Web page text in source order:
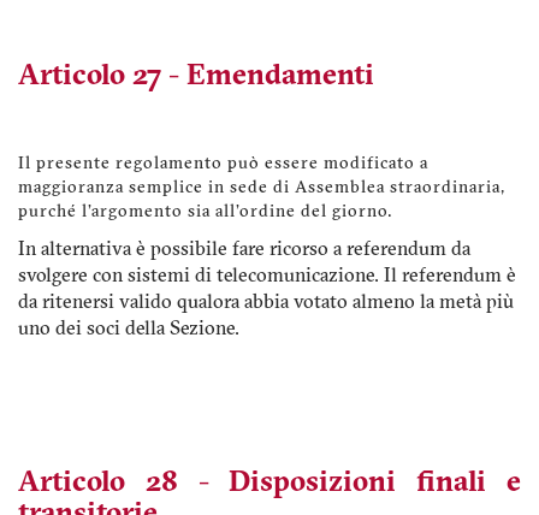
Articolo 27 - Emendamenti
Il presente regolamento può essere modificato a
maggioranza semplice in sede di Assemblea straordinaria,
purché l'argomento sia all'ordine del giorno.
In alternativa è possibile fare ricorso a referendum da
svolgere con sistemi di telecomunicazione. Il referendum è
da ritenersi valido qualora abbia votato almeno la metà più
uno dei soci della Sezione.
Articolo 28 - Disposizioni finali e